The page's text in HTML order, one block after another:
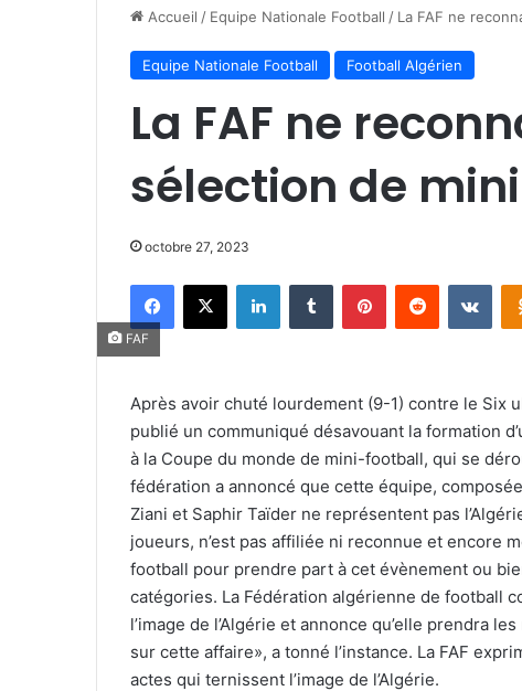
Accueil / Equipe Nationale Football / La FAF ne
Equipe Nationale Football Football Algérien
La FAF ne
sélection de
octobre 27, 2023
Facebook
X LinkedinTumblr PinterestReddit
FAF
Après avoir chuté lourdement (9-1) contre le Six
publié un communiqué désavouant la formation
à la Coupe du monde de mini-football, qui se
fédération a annoncé que cette équipe,
Ziani et Saphir Taïder ne représentent pas
joueurs, n’est pas affiliée ni reconnue et encore
football pour prendre part à cet évènement ou
catégories. La Fédération algérienne de football
l’image de l’Algérie et annonce qu’elle prendra
sur cette affaire», a tonné l’instance. La FAF
actes qui ternissent l’image de l’Algérie.